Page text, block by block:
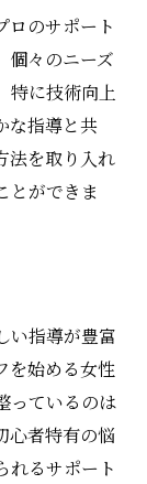
ロのサポート
個々のニーズ
特に技術向上
な指導と共
法を取り入れ
とができま
い指導が豊富
を始める女性
っているのは
心者特有の悩
れるサポート